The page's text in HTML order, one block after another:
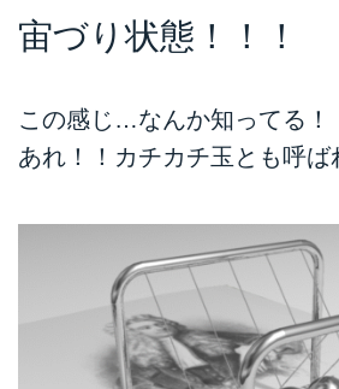
宙づり状態！！！
この感じ…なんか知ってる！
あれ！！カチカチ玉とも呼ば